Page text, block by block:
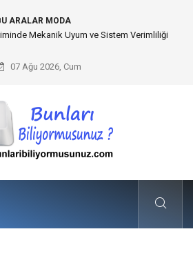
ARALAR MODA
Mekanik Uyum ve Sistem Verimliliği
07 Ağu 2026, Cum